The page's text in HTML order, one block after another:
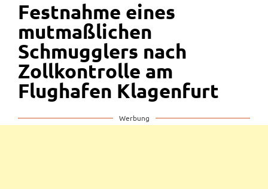
Festnahme eines
mutmaßlichen
Schmugglers nach
Zollkontrolle am
Flughafen Klagenfurt
Werbung